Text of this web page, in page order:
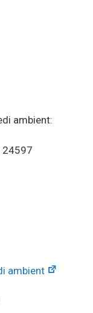
ambient:
24597
ambient